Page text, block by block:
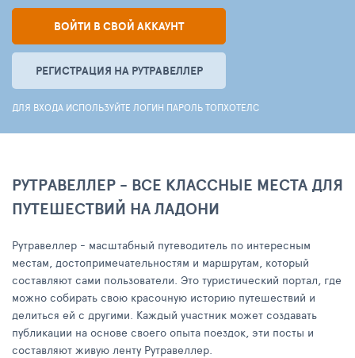
ВОЙТИ В СВОЙ АККАУНТ
РЕГИСТРАЦИЯ НА РУТРАВЕЛЛЕР
ДЛЯ ВХОДА ИСПОЛЬЗУЙТЕ ЛОГИН ПАРОЛЬ ТОПХОТЕЛС
РУТРАВЕЛЛЕР - ВСЕ КЛАССНЫЕ МЕСТА ДЛЯ
ПУТЕШЕСТВИЙ НА ЛАДОНИ
Рутравеллер - масштабный путеводитель по интересным
местам, достопримечательностям и маршрутам, который
составляют сами пользователи. Это туристический портал, где
можно собирать свою красочную историю путешествий и
делиться ей с другими. Каждый участник может создавать
публикации на основе своего опыта поездок, эти посты и
составляют живую ленту Рутравеллер.